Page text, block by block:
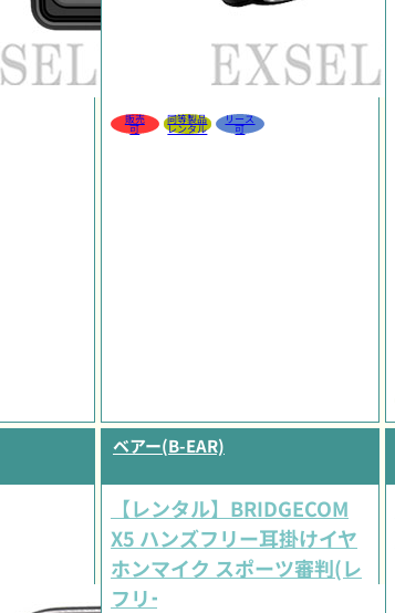
販売
可
同等製品
レンタル
リース
可
ベアー(B-EAR)
【レンタル】BRIDGECOM
X5 ハンズフリー耳掛けイヤ
ホンマイク スポーツ審判(レ
フリー)セット